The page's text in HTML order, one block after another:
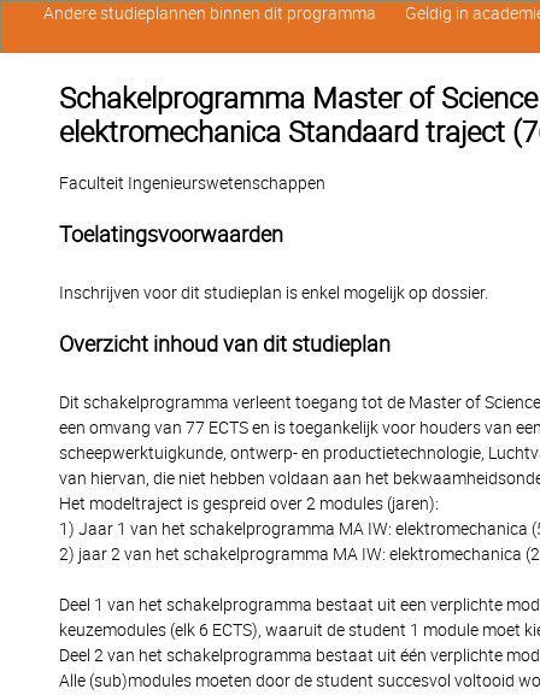
Schakelprogramma Master of
elektromechanica Standaard traject
Faculteit Ingenieurswetenschappen
Toelatingsvoorwaarden
Inschrijven voor dit studieplan is enkel mogelijk op dossier.
Overzicht inhoud van dit studieplan
Dit schakelprogramma verleent toegang tot de Master of
een omvang van 77 ECTS en is toegankelijk voor houders van
scheepwerktuigkunde, ontwerp- en productietechnologie,
van hiervan, die niet hebben voldaan aan het
Het modeltraject is gespreid over 2 modules (jaren):
1) Jaar 1 van het schakelprogramma MA IW: elektromechanica
2) jaar 2 van het schakelprogramma MA IW: elektromechanica
Deel 1 van het schakelprogramma bestaat uit een verplichte
keuzemodules (elk 6 ECTS), waaruit de student 1 module moet
Deel 2 van het schakelprogramma bestaat uit één verplichte
Alle (sub)modules moeten door de student succesvol voltooid
Andere studieplannen binnen dit programma Geldig in